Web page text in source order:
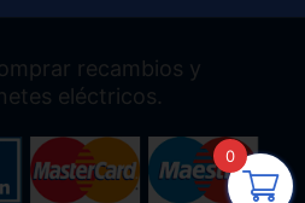
recambios y
eléctricos.
0